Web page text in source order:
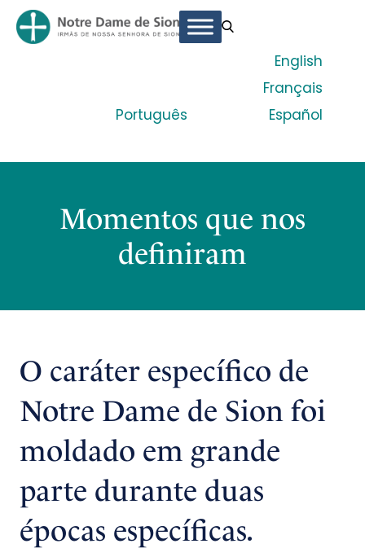
Português
English
Français
Español
Momentos que nos
definiram
O caráter específico de
Notre Dame de Sion foi
moldado em grande
parte durante duas
épocas específicas.